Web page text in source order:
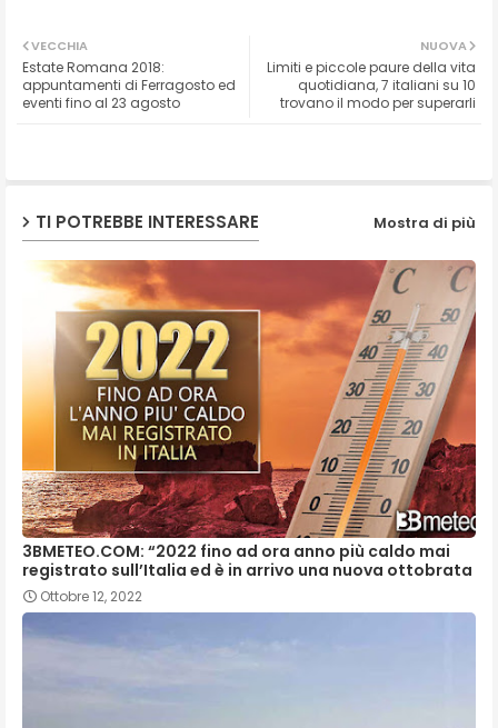
ats
NUOVA
Limiti e piccole paure della vita
quotidiana, 7 italiani su 10
trovano il modo per superarli
VECCHIA
Estate Romana 2018:
appuntamenti di Ferragosto ed
eventi fino al 23 agosto
TI POTREBBE INTERESSARE Mostra di più
3BMETEO.COM: “2022 fino ad ora anno più caldo mai
registrato sull’Italia ed è in arrivo una nuova ottobrata
Ottobre 12, 2022